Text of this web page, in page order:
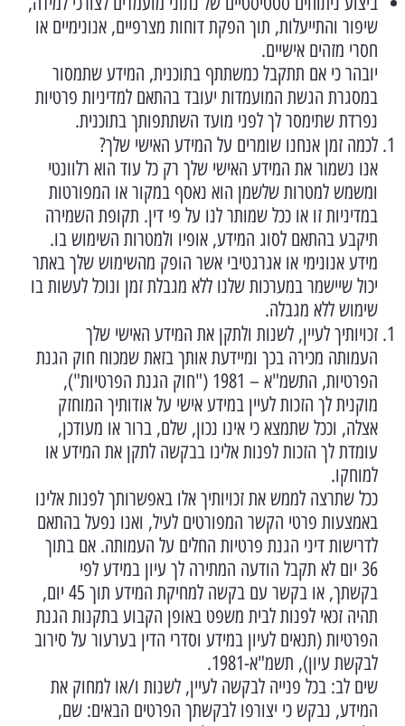
שיפור והתייעלות, תוך הפקת דוחות מצרפיים, אנונימיים או
חסרי מזהים אישיים.
יובהר כי אם תתקבל כמשתתף בתוכנית, המידע שתמסור
במסגרת הגשת המועמדות יעובד בהתאם למדיניות פרטיות
נפרדת שתימסר לך לפני מועד השתתפותך בתוכנית.
לכמה זמן אנחנו שומרים על המידע האישי שלך?
אנו נשמור את המידע האישי שלך רק כל עוד הוא רלוונטי
ומשמש למטרות שלשמן הוא נאסף במקור או המפורטות
במדיניות זו או ככל שמותר לנו על פי דין. תקופת השמירה
תיקבע בהתאם לסוג המידע, אופיו ולמטרות השימוש בו.
מידע אנונימי או אגרגטיבי אשר הופק מהשימוש שלך באתר
יכול שיישמר במערכות שלנו ללא מגבלת זמן ונוכל לעשות בו
שימוש ללא מגבלה.
זכויותיך לעיין, לשנות ולתקן את המידע האישי שלך
העמותה מכירה בכך ומיידעת אותך בזאת שמכוח חוק הגנת
הפרטיות, התשמ"א – 1981 ("חוק הגנת הפרטיות"),
מוקנית לך הזכות לעיין במידע אישי על אודותיך המוחזק
אצלה, וככל שתמצא כי אינו נכון, שלם, ברור או מעודכן,
עומדת לך הזכות לפנות אלינו בבקשה לתקן את המידע או
למוחקו.
ככל שתרצה לממש את זכויותיך אלו באפשרותך לפנות אלינו
באמצעות פרטי הקשר המפורטים לעיל, ואנו נפעל בהתאם
לדרישות דיני הגנת פרטיות החלים על העמותה. אם בתוך
36 יום לא תקבל הודעה המתירה לך עיון במידע לפי
בקשתך, או בקשר עם בקשה למחיקת המידע תוך 45 יום,
תהיה זכאי לפנות לבית משפט באופן הקבוע בתקנות הגנת
הפרטיות (תנאים לעיון במידע וסדרי הדין בערעור על סירוב
לבקשת עיון), תשמ"א-1981.
שים לב: בכל פנייה לבקשה לעיין, לשנות ו/או למחוק את
המידע, נבקש כי יצורפו לבקשתך הפרטים הבאים: שם,